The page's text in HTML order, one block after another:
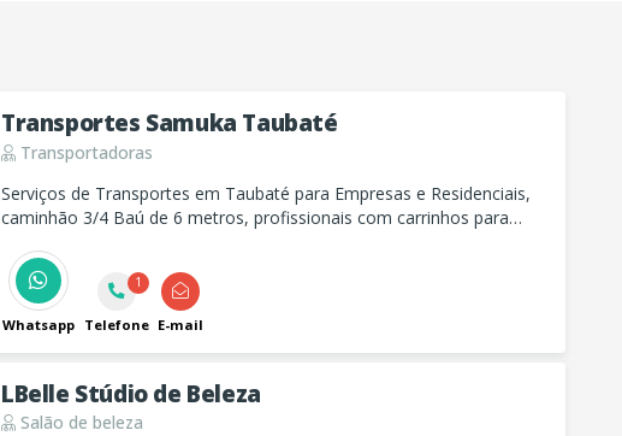
Transportes Samuka Taubaté
Transportadoras
Serviços de Transportes em Taubaté para Empresas e Residenciais,
caminhão 3/4 Baú de 6 metros, profissionais com carrinhos para
Whatsapp
1
Telefone E-mail
LBelle Stúdio de Beleza
Salão de beleza